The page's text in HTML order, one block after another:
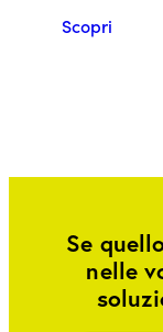
Scopri
Se
nelle